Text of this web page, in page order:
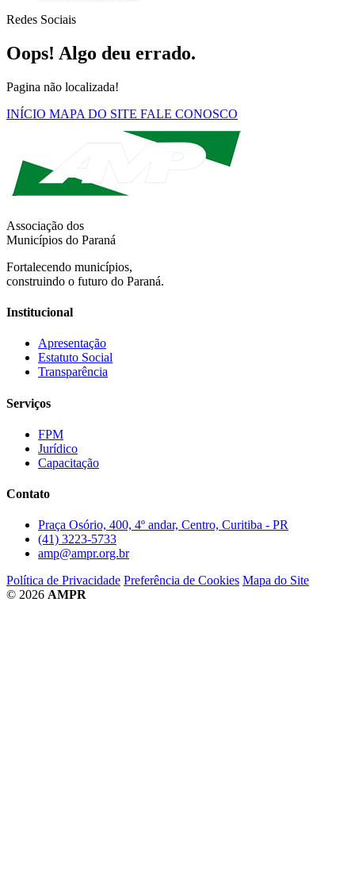
Redes Sociais
Oops! Algo deu errado.
Pagina não localizada!
INÍCIO MAPA DO SITE FALE CONOSCO
Associação dos
Municípios do Paraná
Fortalecendo municípios,
construindo o futuro do Paraná.
Institucional
Apresentação
Estatuto Social
Transparência
Serviços
FPM
Jurídico
Capacitação
Contato
Praça Osório, 400, 4º andar, Centro, Curitiba - PR
(41) 3223-5733
amp@ampr.org.br
Política de Privacidade Preferência de Cookies Mapa do Site
© 2026 AMPR